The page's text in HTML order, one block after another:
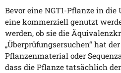
Bevor eine NGT1-Pflanze in
eine kommerziell genutzt
werden, ob sie die
„Überprüfungsersuchen“ hat
Pflanzenmaterial oder
dass die Pflanze tatsächlich